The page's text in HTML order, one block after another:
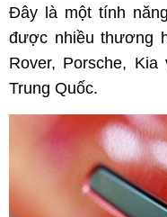
Đây là một tính
được nhiều thương
Rover, Porsche,
Trung Quốc.